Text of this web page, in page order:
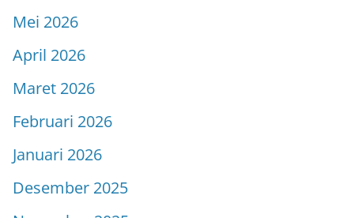
Mei 2026
April 2026
Maret 2026
Februari 2026
Januari 2026
Desember 2025